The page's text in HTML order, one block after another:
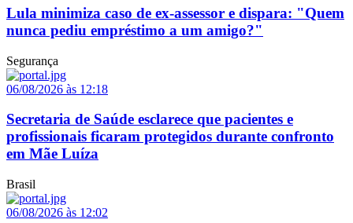
Lula minimiza caso de ex-assessor e dispara: "Quem
nunca pediu empréstimo a um amigo?"
Segurança
06/08/2026 às 12:18
Secretaria de Saúde esclarece que pacientes e
profissionais ficaram protegidos durante confronto
em Mãe Luíza
Brasil
06/08/2026 às 12:02